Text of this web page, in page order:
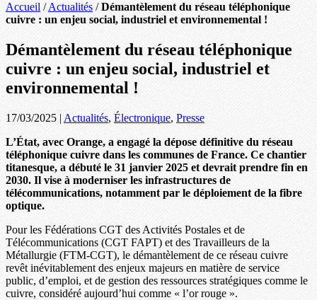
Accueil /Actualités /Démantèlement du réseau téléphonique
cuivre : un enjeu social, industriel et environnemental !
Démantèlement du réseau téléphonique
cuivre : un enjeu social, industriel et
environnemental !
17/03/2025 | Actualités, Électronique, Presse
L’État, avec Orange, a engagé la dépose définitive du réseau
téléphonique cuivre dans les communes de France. Ce chantier
titanesque, a débuté le 31 janvier 2025 et devrait prendre fin en
2030. Il vise à moderniser les infrastructures de
télécommunications, notamment par le déploiement de la fibre
optique.
Pour les Fédérations CGT des Activités Postales et de
Télécommunications (CGT FAPT) et des Travailleurs de la
Métallurgie (FTM-CGT), le démantèlement de ce réseau cuivre
revêt inévitablement des enjeux majeurs en matière de service
public, d’emploi, et de gestion des ressources stratégiques comme le
cuivre, considéré aujourd’hui comme « l’or rouge ».